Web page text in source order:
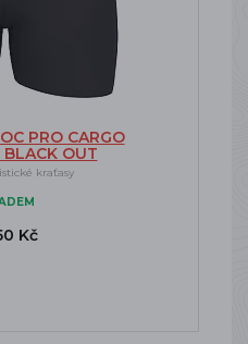
PRO CARGO
OUT
kraťasy
Kč